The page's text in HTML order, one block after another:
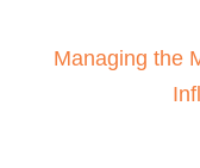
Managing the